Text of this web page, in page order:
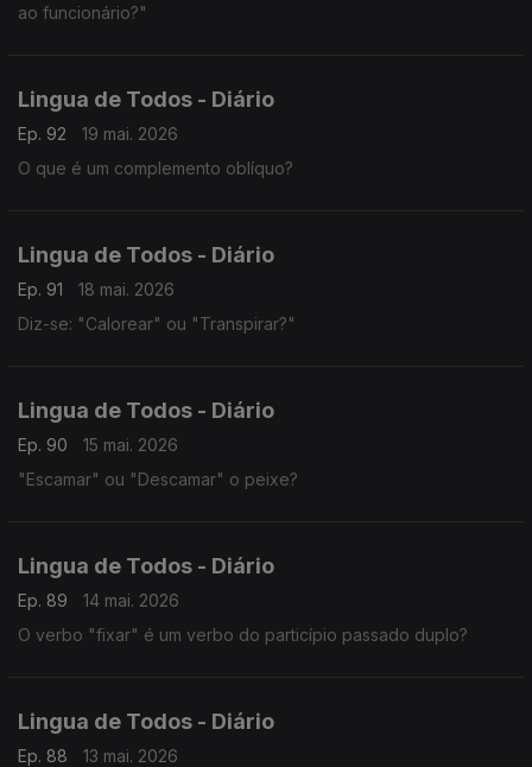
ao funcionário?"
Lingua de Todos - Diário
Ep. 92
19 mai. 2026
O que é um complemento oblíquo?
Lingua de Todos - Diário
Ep. 91
18 mai. 2026
Diz-se: "Calorear" ou "Transpirar?"
Lingua de Todos - Diário
Ep. 90
15 mai. 2026
"Escamar" ou "Descamar" o peixe?
Lingua de Todos - Diário
Ep. 89
14 mai. 2026
O verbo "fixar" é um verbo do particípio passado duplo?
Lingua de Todos - Diário
Ep. 88
13 mai. 2026